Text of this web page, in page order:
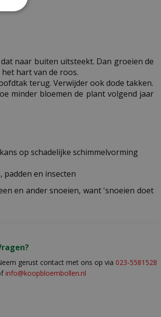
naar buiten uitsteekt. Dan groeien de
hart van de roos.
terug. Verwijder ook dode takken.
minder bloemen de plant volgend jaar
op schadelijke schimmelvorming
en insecten
en ander snoeien, want 'snoeien doet
gerust contact met ons op via 023-5581528
info@koopbloembollen.nl